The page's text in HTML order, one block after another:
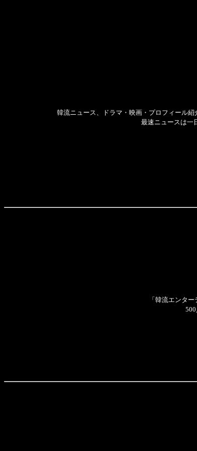
韓流ニュース、ドラマ・映画・プロフィール
最速ニュースは一
「韓流エンタ